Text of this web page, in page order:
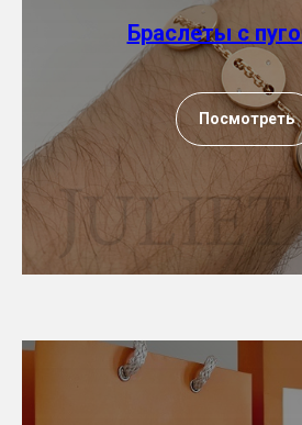
Браслеты с
Посмотреть